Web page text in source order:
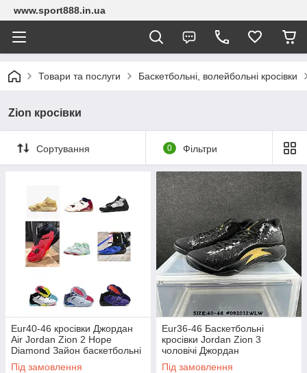
www.sport888.in.ua
Товари та послуги Баскетбольні, волейбольні кросівки
Zion кросівки
Сортування 0 Фільтри
Eur40-46 кросівки Джордан
Air Jordan Zion 2 Hope
Diamond Зайон баскетбольні
чоловічі
Під замовлення
Eur36-46 Баскетбольні
кросівки Jordan Zion 3
чоловічі Джордан
Під замовлення